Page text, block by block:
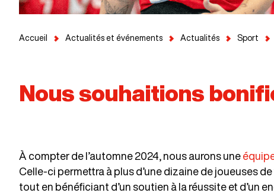
Accueil Actualités et événements Actualités Sport
Nous souhaitions
À compter de l’automne 2024, nous aurons une
Celle-ci permettra à plus d’une dizaine de joueuses
tout en bénéficiant d’un soutien à la réussite et d’un